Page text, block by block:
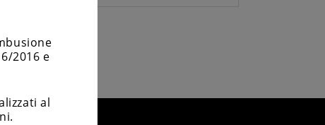
2016 e
al